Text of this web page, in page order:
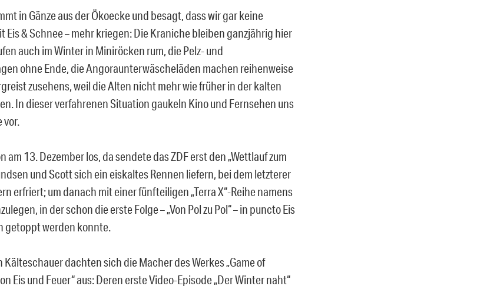
in Gänze aus der Ökoecke und besagt, dass wir gar keine
Eis & Schnee – mehr kriegen: Die Kraniche bleiben ganzjährig hier
auch im Winter in Miniröcken rum, die Pelz- und
ohne Ende, die Angoraunterwäscheläden machen reihenweise
zusehens, weil die Alten nicht mehr wie früher in der kalten
In dieser verfahrenen Situation gaukeln Kino und Fernsehen uns
vor.
am 13. Dezember los, da sendete das ZDF erst den „Wettlauf zum
und Scott sich ein eiskaltes Rennen liefern, bei dem letzterer
erfriert; um danach mit einer fünfteiligen „Terra X“-Reihe namens
in der schon die erste Folge – „Von Pol zu Pol“ – in puncto Eis
getoppt werden konnte.
Kälteschauer dachten sich die Macher des Werkes „Game of
Eis und Feuer“ aus: Deren erste Video-Episode „Der Winter naht“